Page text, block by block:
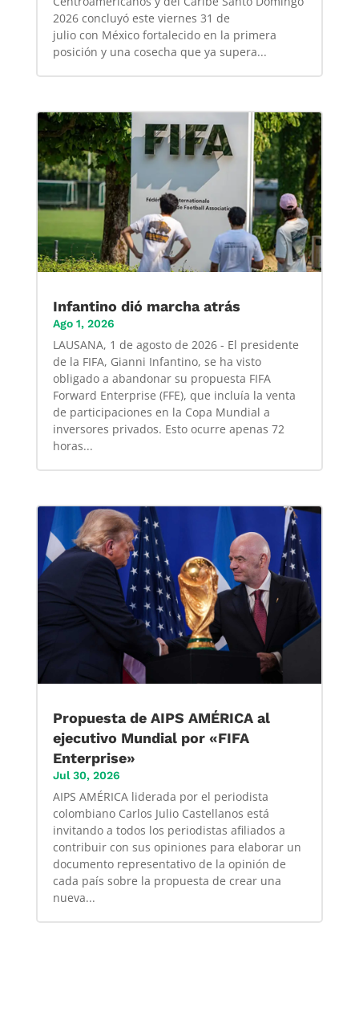
2026 concluyó este viernes 31 de
julio con México fortalecido en la primera
posición y una cosecha que ya supera...
Infantino dió marcha atrás
Ago 1, 2026
LAUSANA, 1 de agosto de 2026 - El presidente
de la FIFA, Gianni Infantino, se ha visto
obligado a abandonar su propuesta FIFA
Forward Enterprise (FFE), que incluía la venta
de participaciones en la Copa Mundial a
inversores privados. Esto ocurre apenas 72
horas...
Propuesta de AIPS AMÉRICA al
ejecutivo Mundial por «FIFA
Enterprise»
Jul 30, 2026
AIPS AMÉRICA liderada por el periodista
colombiano Carlos Julio Castellanos está
invitando a todos los periodistas afiliados a
contribuir con sus opiniones para elaborar un
documento representativo de la opinión de
cada país sobre la propuesta de crear una
nueva...